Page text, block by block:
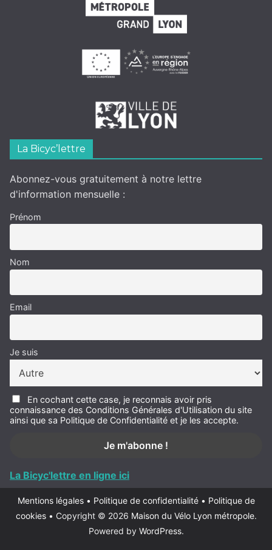
La Bicyc’lettre
Abonnez-vous gratuitement à notre lettre
d'information mensuelle :
Prénom
Nom
Email
Je suis
En cochant cette case, je reconnais avoir pris
connaissance des Conditions Générales d'Utilisation du site
ainsi que sa Politique de Confidentialité et je les accepte.
La Bicyc'lettre en ligne ici
Mentions légales • Politique de confidentialité • Politique de
cookies • Copyright © 2026 Maison du Vélo Lyon métropole.
Powered by WordPress.